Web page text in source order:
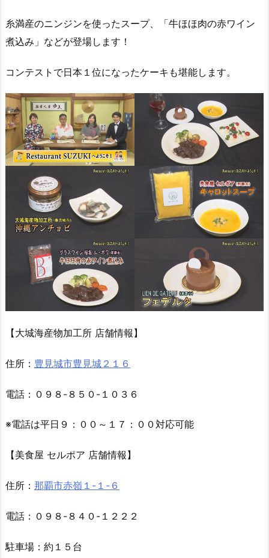
糸満産のニンジンを使ったスープ、「牛ほほ肉の赤ワイン
煮込み」などが登場します！
コンテストで日本１位になったケーキも堪能します。
【大城海産物加工所 店舗情報】
住所： 豊見城市豊見城２１６
電話：０９８-８５０-１０３６
※電話は平日９：００～１７：００対応可能
【美食屋 セルポア 店舗情報】
住所： 那覇市赤嶺１-１-６
電話：０９８-８４０-１２２２
駐車場：約１５台